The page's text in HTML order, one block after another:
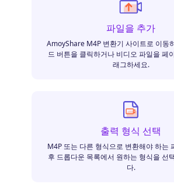
파일을 추가
AmoyShare M4P 변환기 사이트로 이동
드 버튼을 클릭하거나 비디오 파일을 페
래그하세요.
출력 형식 선택
M4P 또는 다른 형식으로 변환해야 하는
후 드롭다운 목록에서 원하는 형식을 선
다.